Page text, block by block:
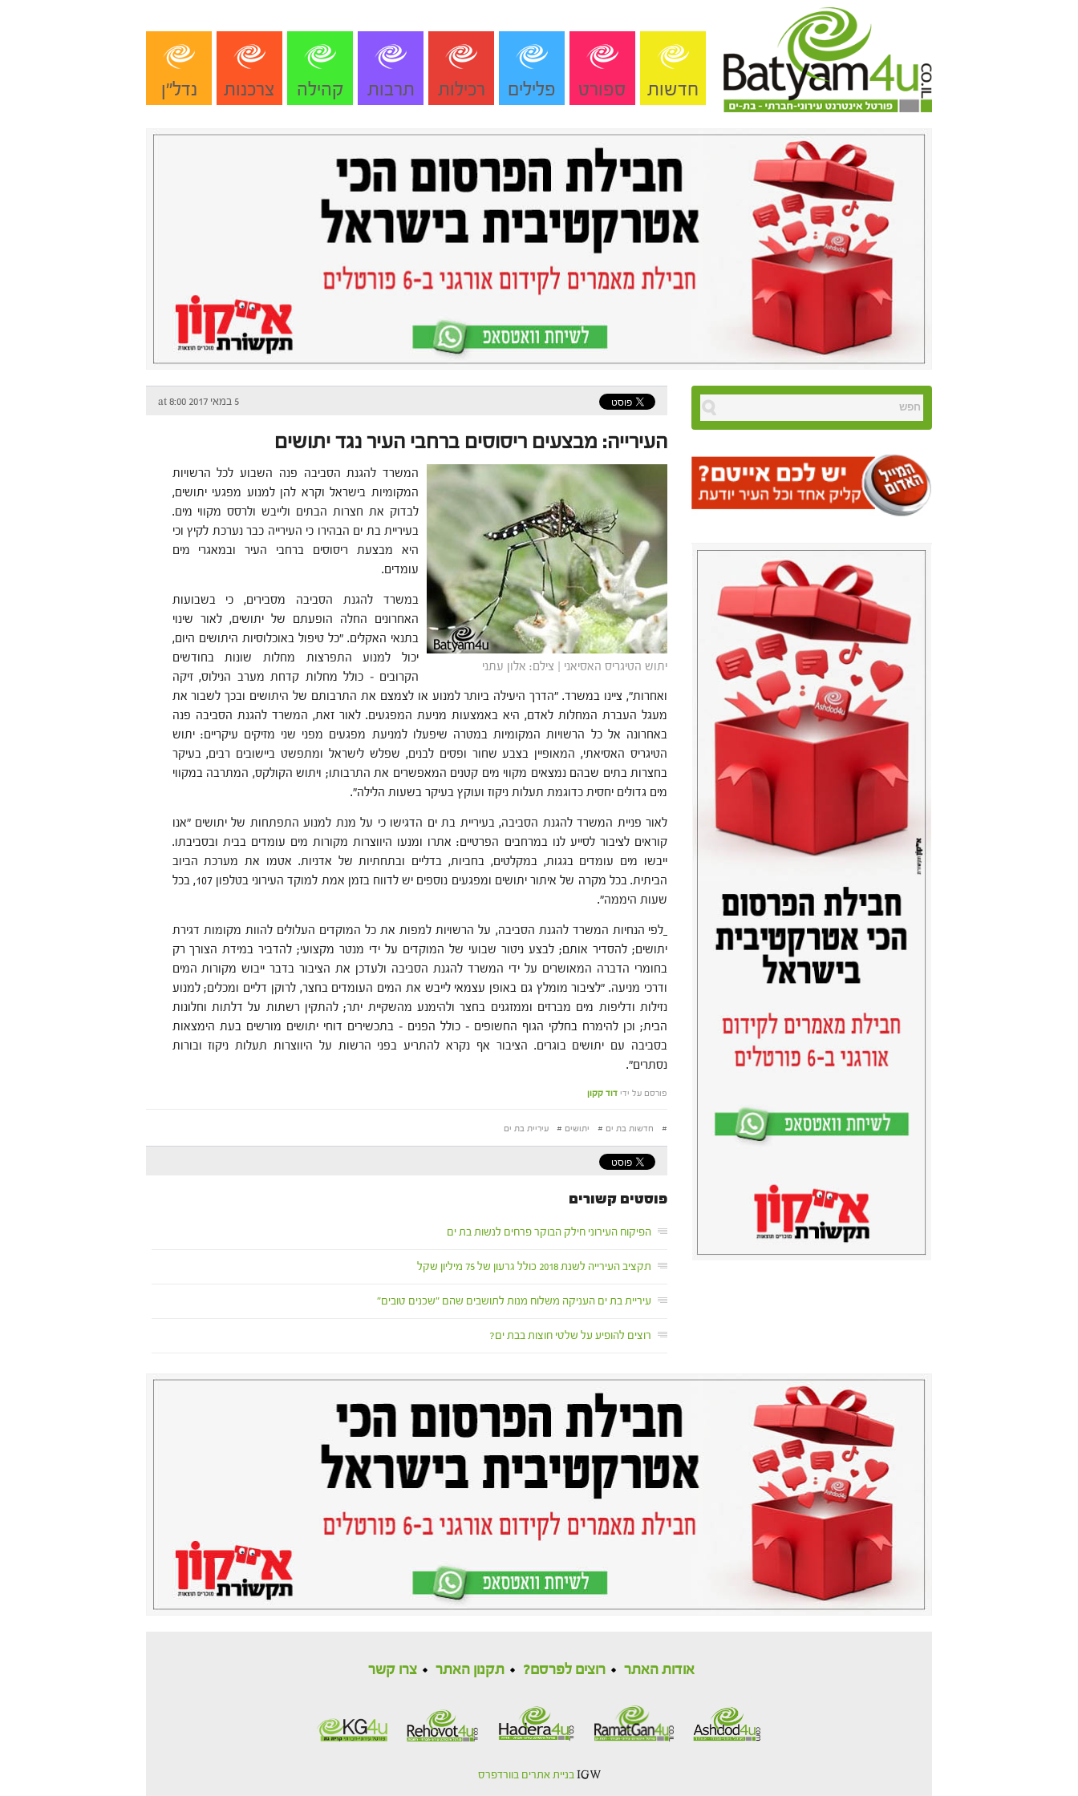
חדשות ספורט פלילים רכילות תרבות קהילה צרכנות נדל"ן
5 במאי 2017 at 8:00
העירייה: מבצעים ריסוסים ברחבי העיר נגד יתושים
יתוש הטיגריס האסיאני | צילם: אלון עתני
המשרד להגנת הסביבה פנה השבוע לכל הרשויות
המקומיות בישראל וקרא להן למנוע מפגעי יתושים,
לבדוק את חצרות הבתים ולייבש ולרסס מקווי מים.
בעיריית בת ים הבהירו כי העירייה כבר נערכת לקיץ וכי
היא מבצעת ריסוסים ברחבי העיר ובמאגרי מים
עומדים.
במשרד להגנת הסביבה מסבירים, כי בשבועות
האחרונים החלה הופעתם של יתושים, לאור שינוי
בתנאי האקלים. "כל טיפול באוכלוסיות היתושים היום,
יכול למנוע התפרצות מחלות שונות בחודשים
הקרובים – כולל מחלות קדחת מערב הנילוס, זיקה
ואחרות", ציינו במשרד. "הדרך היעילה ביותר למנוע או לצמצם את התרבותם של היתושים ובכך לשבור את
מעגל העברת המחלות לאדם, היא באמצעות מניעת המפגעים. לאור זאת, המשרד להגנת הסביבה פנה
באחרונה אל כל הרשויות המקומיות במטרה שיפעלו למניעת מפגעים מפני שני מזיקים עיקריים: יתוש
הטיגריס האסיאתי, המאופיין בצבע שחור ופסים לבנים, שפלש לישראל ומתפשט ביישובים רבים, בעיקר
בחצרות בתים שבהם נמצאים מקווי מים קטנים המאפשרים את התרבותו; ויתוש הקולקס, המתרבה במקווי
מים גדולים יחסית כדוגמת תעלות ניקוז ועוקץ בעיקר בשעות הלילה".
לאור פניית המשרד להגנת הסביבה, בעיריית בת ים הדגישו כי על מנת למנוע התפתחות של יתושים "אנו
קוראים לציבור לסייע לנו במרחבים הפרטיים: אתרו ומנעו היווצרות מקורות מים עומדים בבית ובסביבתו.
ייבשו מים עומדים בגגות, במקלטים, בחביות, בדליים ובתחתיות של אדניות. אטמו את מערכת הביוב
הביתית. בכל מקרה של איתור יתושים ומפגעים נוספים יש לדווח בזמן אמת למוקד העירוני בטלפון 107, בכל
שעות היממה".
לפי הנחיות המשרד להגנת הסביבה, על הרשויות למפות את כל המוקדים העלולים להוות מקומות דגירת
יתושים; להסדיר אותם; לבצע ניטור שבועי של המוקדים על ידי מנטר מקצועי; להדביר במידת הצורך רק
בחומרי הדברה המאושרים על ידי המשרד להגנת הסביבה ולעדכן את הציבור בדבר ייבוש מקורות המים
ודרכי מניעה. "לציבור מומלץ גם באופן עצמאי לייבש את המים העומדים בחצר, לרוקן דליים ומכלים; למנוע
נזילות ודליפות מים מברזים וממזגנים בחצר ולהימנע מהשקיית יתר; להתקין רשתות על דלתות וחלונות
הבית; וכן להימרח בחלקי הגוף החשופים – כולל הפנים – בתכשירים דוחי יתושים מורשים בעת הימצאות
בסביבה עם יתושים בוגרים. הציבור אף נקרא להתריע בפני הרשות על היווצרות תעלות ניקוז ובורות
נסתרים".
פורסם על ידי דוד קקון
# חדשות בת ים # יתושים # עיריית בת ים
פוסטים קשורים
הפיקוח העירוני חילק הבוקר פרחים לנשות בת ים
תקציב העירייה לשנת 2018 כולל גרעון של 75 מיליון שקל
עיריית בת ים העניקה משלוח מנות לתושבים שהם "שכנים טובים"
רוצים להופיע על שלטי חוצות בבת ים?
אודות האתר רוצים לפרסם? תקנון האתר צרו קשר
IGW בניית אתרים בוורדפרס